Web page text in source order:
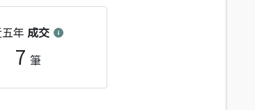
年 成交
7 筆